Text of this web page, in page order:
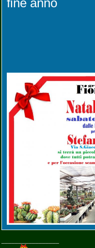
fine anno